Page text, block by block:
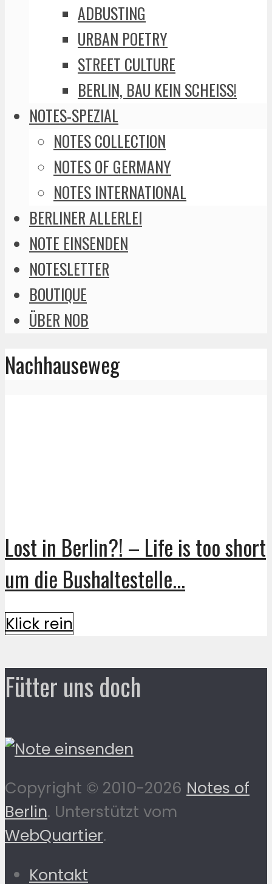
ADBUSTING
URBAN POETRY
STREET CULTURE
BERLIN, BAU KEIN SCHEISS!
NOTES-SPEZIAL
NOTES COLLECTION
NOTES OF GERMANY
NOTES INTERNATIONAL
BERLINER ALLERLEI
NOTE EINSENDEN
NOTESLETTER
BOUTIQUE
ÜBER NOB
Nachhauseweg
Lost in Berlin?! – Life is too short
um die Bushaltestelle...
Klick rein
Fütter uns doch
Copyright © 2010-2026 Notes of
Berlin. Unterstützt vom
WebQuartier.
Kontakt